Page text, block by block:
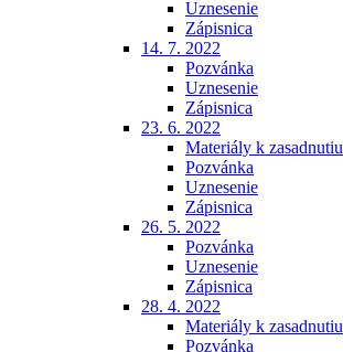
Uznesenie
Zápisnica
14. 7. 2022
Pozvánka
Uznesenie
Zápisnica
23. 6. 2022
Materiály k zasadnutiu
Pozvánka
Uznesenie
Zápisnica
26. 5. 2022
Pozvánka
Uznesenie
Zápisnica
28. 4. 2022
Materiály k zasadnutiu
Pozvánka